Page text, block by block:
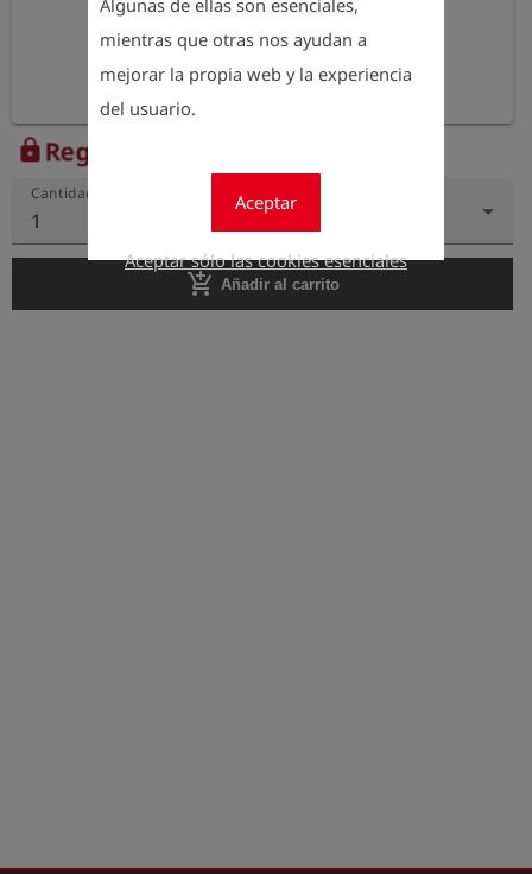
mientras que otras nos ayudan a
mejorar la propia web y la experiencia
del usuario.
Aceptar
Aceptar sólo las cookies esenciales
lockRegístrese para ver el precio
Cantidad
1
add_shopping_cart Añadir al carrito